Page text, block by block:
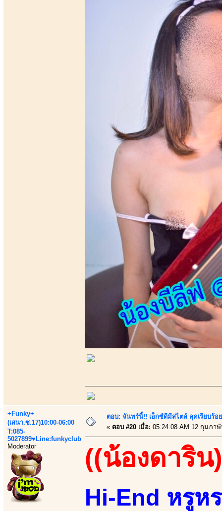
+Funky+
(เสนา.ซ.17)10:00-06:00
T:085-
5027899♥Line:funkyclub
Moderator
ตอบ: จันทร์นี้!! เอ็กซ์ดีมีสไตล์ ลุคเรียบร้
« ตอบ #20 เมื่อ: 05:24:08 AM 12 กุมภา
((น้องดาริน
Hi-End หรูห